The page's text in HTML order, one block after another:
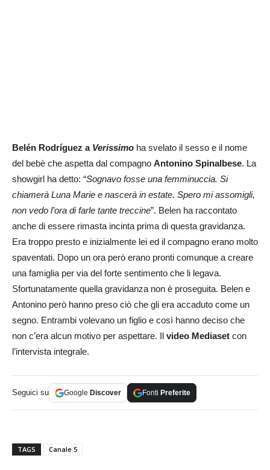
Belén Rodríguez a Verissimo ha svelato il sesso e il nome
del bebè che aspetta dal compagno Antonino Spinalbese. La
showgirl ha detto: “Sognavo fosse una femminuccia. Si
chiamerà Luna Marie e nascerà in estate. Spero mi assomigli,
non vedo l’ora di farle tante treccine”. Belen ha raccontato
anche di essere rimasta incinta prima di questa gravidanza.
Era troppo presto e inizialmente lei ed il compagno erano molto
spaventati. Dopo un ora però erano pronti comunque a creare
una famiglia per via del forte sentimento che li legava.
Sfortunatamente quella gravidanza non è proseguita. Belen e
Antonino però hanno preso ciò che gli era accaduto come un
segno. Entrambi volevano un figlio e così hanno deciso che
non c’era alcun motivo per aspettare. Il video Mediaset con
l’intervista integrale.
Seguici su Google Discover Fonti Preferite
TAGS Canale 5